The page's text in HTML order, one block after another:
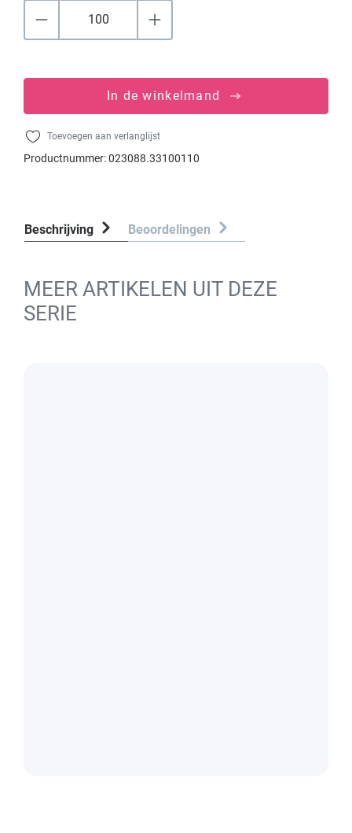
In de winkelmand
Toevoegen aan verlanglijst
Productnummer:023088.33100110
Beschrijving Beoordelingen
MEER ARTIKELEN UIT DEZE
SERIE